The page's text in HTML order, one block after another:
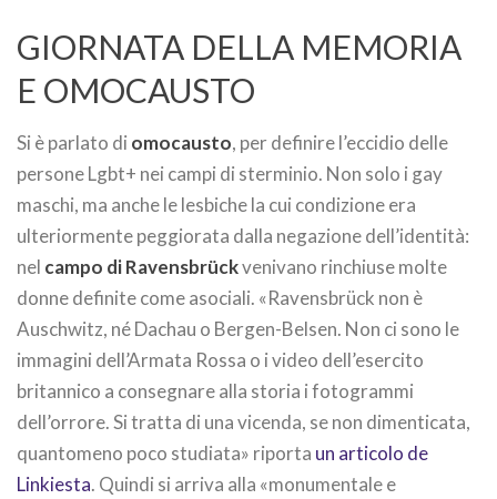
GIORNATA DELLA MEMORIA
E OMOCAUSTO
Si è parlato di omocausto, per definire l’eccidio delle
persone Lgbt+ nei campi di sterminio. Non solo i gay
maschi, ma anche le lesbiche la cui condizione era
ulteriormente peggiorata dalla negazione dell’identità:
nel campo di Ravensbrückvenivano rinchiuse molte
donne definite come asociali. «Ravensbrück non è
Auschwitz, né Dachau o Bergen-Belsen. Non ci sono le
immagini dell’Armata Rossa o i video dell’esercito
britannico a consegnare alla storia i fotogrammi
dell’orrore. Si tratta di una vicenda, se non dimenticata,
quantomeno poco studiata» riporta un articolo de
Linkiesta. Quindi si arriva alla «monumentale e